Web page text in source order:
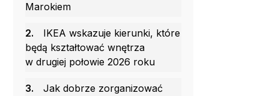
Marokiem
2.
IKEA wskazuje kierunki, które
będą kształtować wnętrza
w drugiej połowie 2026 roku
3.
Jak dobrze zorganizować